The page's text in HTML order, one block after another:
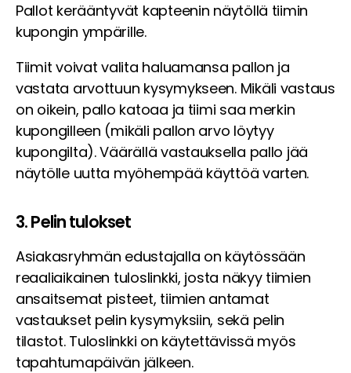
Pallot kerääntyvät kapteenin näytöllä tiimin
kupongin ympärille.
Tiimit voivat valita haluamansa pallon ja
vastata arvottuun kysymykseen. Mikäli vastaus
on oikein, pallo katoaa ja tiimi saa merkin
kupongilleen (mikäli pallon arvo löytyy
kupongilta). Väärällä vastauksella pallo jää
näytölle uutta myöhempää käyttöä varten.
3. Pelin tulokset
Asiakasryhmän edustajalla on käytössään
reaaliaikainen tuloslinkki, josta näkyy tiimien
ansaitsemat pisteet, tiimien antamat
vastaukset pelin kysymyksiin, sekä pelin
tilastot. Tuloslinkki on käytettävissä myös
tapahtumapäivän jälkeen.